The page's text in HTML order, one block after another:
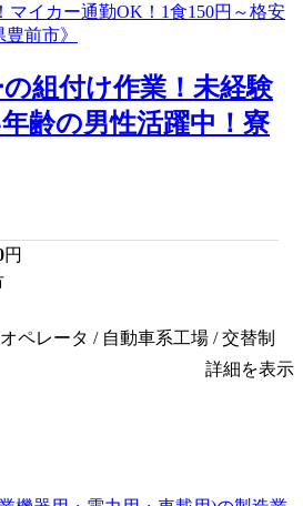
組付け作業！未経験
齢の男性活躍中！寮
円
ペレータ / 自動車系工場 / 交替制
詳細を表示